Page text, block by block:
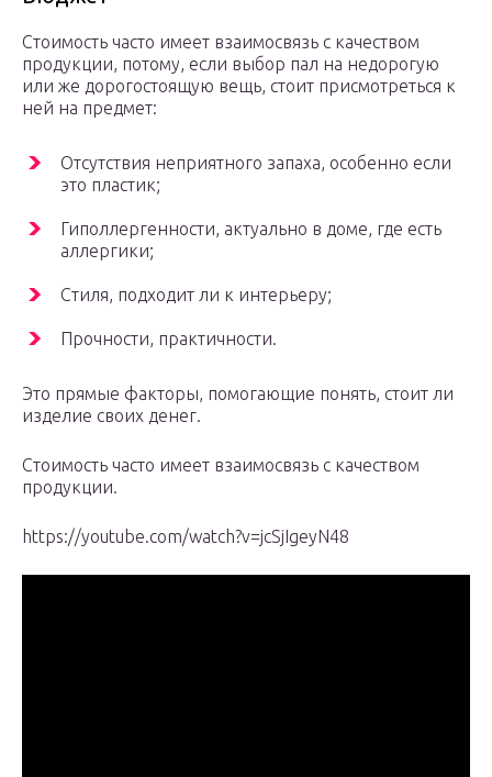
Стоимость часто имеет взаимосвязь с качеством
продукции, потому, если выбор пал на недорогую
или же дорогостоящую вещь, стоит присмотреться к
ней на предмет:
Отсутствия неприятного запаха, особенно если
это пластик;
Гиполлергенности, актуально в доме, где есть
аллергики;
Стиля, подходит ли к интерьеру;
Прочности, практичности.
Это прямые факторы, помогающие понять, стоит ли
изделие своих денег.
Стоимость часто имеет взаимосвязь с качеством
продукции.
https://youtube.com/watch?v=jcSjIgeyN48